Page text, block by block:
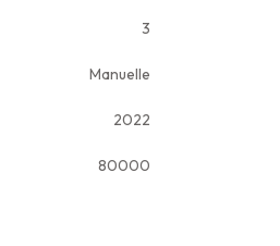
3
Manuelle
2022
80000